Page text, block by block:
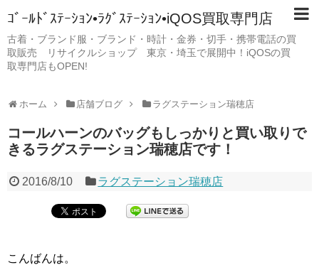
ｺﾞｰﾙﾄﾞｽﾃｰｼｮﾝ•ﾗｸﾞｽﾃｰｼｮﾝ•iQOS買取専門店
古着・ブランド服・ブランド・時計・金券・切手・携帯電話の買
取販売 リサイクルショップ 東京・埼玉で展開中！iQOSの買
取専門店もOPEN!
ホーム 店舗ブログ ラグステーション瑞穂店
コールハーンのバッグもしっかりと買い取りで
きるラグステーション瑞穂店です！
2016/8/10 ラグステーション瑞穂店
こんばんは。